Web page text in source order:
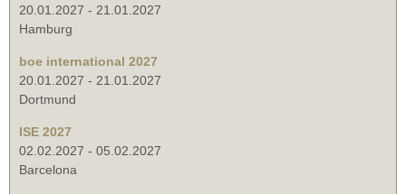
20.01.2027 - 21.01.2027
Hamburg
boe international 2027
20.01.2027 - 21.01.2027
Dortmund
ISE 2027
02.02.2027 - 05.02.2027
Barcelona